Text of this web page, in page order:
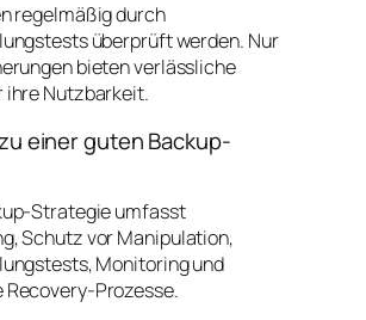
regelmäßig durch
überprüft werden. Nur
bieten verlässliche
ihre Nutzbarkeit.
einer guten Backup-
Strategie umfasst
Schutz vor Manipulation,
Monitoring und
Prozesse.